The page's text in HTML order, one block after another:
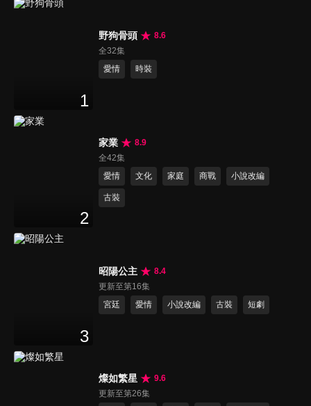
1
野狗骨頭
8.6
全32集
愛情
時裝
2
家業
8.9
全42集
愛情
文化 家庭 商戰 小說改編
古裝
3
昭陽公主
8.4
更新至第16集
宮廷
愛情 小說改編 古裝 短劇
燦如繁星
9.6
更新至第26集